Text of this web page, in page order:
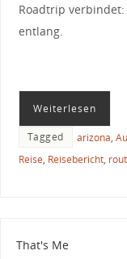
Roadtrip verbindet:
entlang.
Weiterlesen
Tagged arizona,
Reise, Reisebericht,
That's Me